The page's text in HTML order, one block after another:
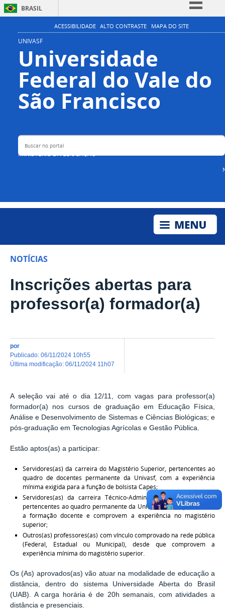
BRASIL
Simplifique!
Participe
Acesso à informação
Legislação
Canais
ACESSIBILIDADE ALTO CONTRASTE MAPA DO SITE
UNIVASF
Universidade
Federal do Vale do
São Francisco
MINISTÉRIO DA EDUCAÇÃO
Buscar no portal
NOTÍCIAS
Inscrições abertas para
professor(a) formador(a)
por
publicado: 06/11/2024 10h55
última modificação: 06/11/2024 11h07
A seleção vai até o dia 12/11, com vagas para professor(a)
formador(a) nos cursos de graduação em Educação Física,
Análise e Desenvolvimento de Sistemas e Ciências Biológicas; e
pós-graduação em Tecnologias Agrícolas e Gestão Pública.
Estão aptos(as) a participar:
Servidores(as) da carreira do Magistério Superior, pertencentes ao
quadro de docentes permanente da Univasf, com a experiência
mínima exigida para a função de bolsista Capes;
Servidores(as) da carreira Técnico-Administrativo em Educação,
pertencentes ao quadro permanente da Univasf, desde que tenham
a formação docente e comprovem a experiência no magistério
superior;
Outros(as) professores(as) com vínculo comprovado na rede pública
(Federal, Estadual ou Municipal), desde que comprovem a
experiência mínima do magistério superior.
Os (As) aprovados(as) vão atuar na modalidade de educação a
distância, dentro do sistema Universidade Aberta do Brasil
(UAB). A carga horária é de 20h semanais, com atividades a
distância e presenciais.